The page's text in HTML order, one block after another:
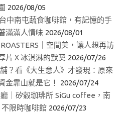
2026/08/05
中南屯蔬食咖啡館，有記憶的手
滿滿人情味 2026/08/01
ROASTERS｜空間美，讓人想再訪
片Ｘ冰淇淋的默契 2026/07/26
？看《大生意人》才發現：原來
金靠山就是它！
2026/07/24
｜矽穀珈琲所 SiGu coffee，南
限時咖啡館 2026/07/23